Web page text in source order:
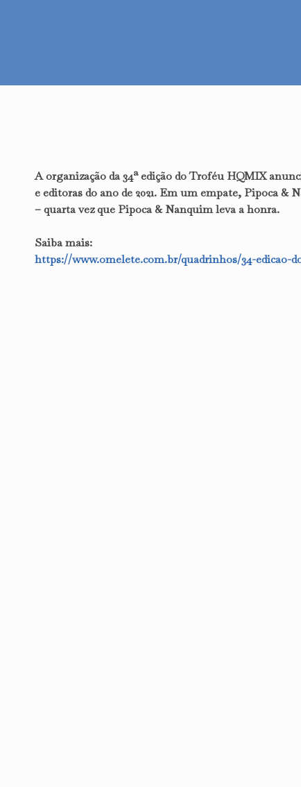
A organização da 34ª edição do Troféu HQMIX
e editoras do ano de 2021. Em um empate, Pipoca
– quarta vez que Pipoca & Nanquim leva a honra.
Saiba mais:
https://www.omelete.com.br/quadrinhos/34-edicao-